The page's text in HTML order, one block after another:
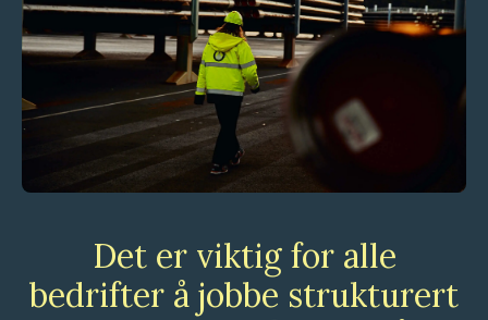
Det er viktig for alle
bedrifter å jobbe strukturert